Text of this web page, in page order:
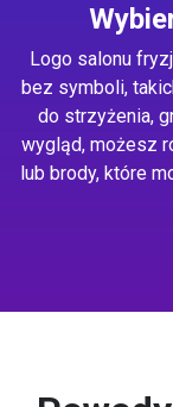
Logo salonu
bez symboli,
do strzyżenia,
wygląd, możesz
lub brody, które